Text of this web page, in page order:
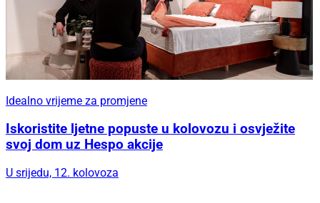
Idealno vrijeme za promjene
Iskoristite ljetne popuste u kolovozu i osvježite
svoj dom uz Hespo akcije
U srijedu, 12. kolovoza